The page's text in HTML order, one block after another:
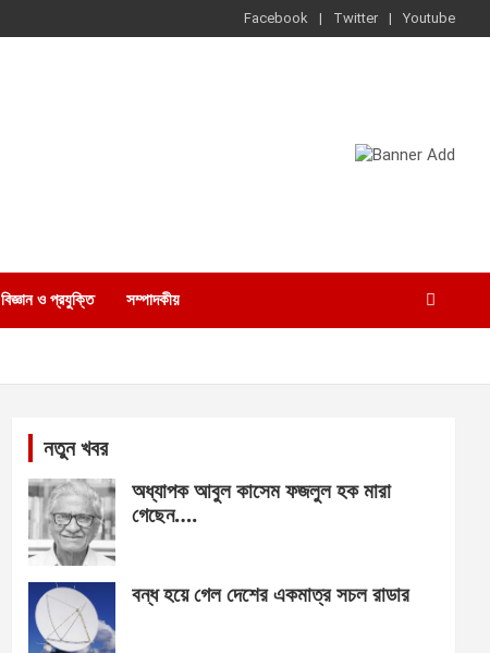
Facebook Twitter Youtube
বিজ্ঞান ও প্রযুক্তি সম্পাদকীয়
নতুন খবর
অধ্যাপক আবুল কাসেম ফজলুল হক মারা
গেছেন….
বন্ধ হয়ে গেল দেশের একমাত্র সচল রাডার